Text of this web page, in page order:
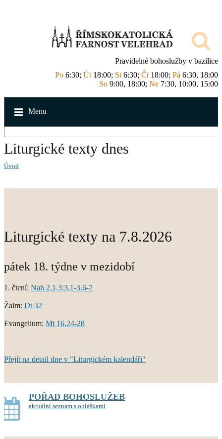
Pravidelné bohoslužby v bazilice
Po 6:30; Út 18:00; St 6:30; Čt 18:00; Pá 6:30, 18:00
So 9:00, 18:00; Ne 7:30, 10:00, 15:00
Menu
Liturgické texty dnes
Úvod
Liturgické texty na 7.8.2026
pátek 18. týdne v mezidobí
1. čtení: Nah 2,1.3;3,1-3.6-7
Žalm: Dt 32
Evangelium: Mt 16,24-28
Přejít na detail dne v "Liturgickém kalendáři"
POŘAD BOHOSLUŽEB
aktuální seznam s ohláškami